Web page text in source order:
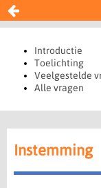

Resultaat
Introductie
Toelichting
Veelgestelde
Alle vragen
Instemming